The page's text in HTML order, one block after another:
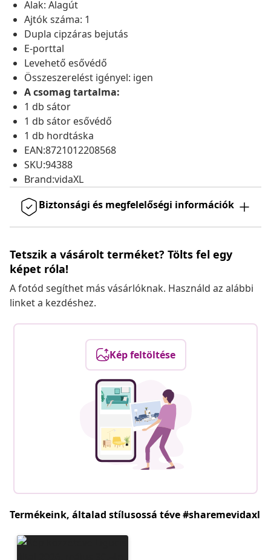
Alak: Alagút
Ajtók száma: 1
Dupla cipzáras bejutás
E-porttal
Levehető esővédő
Összeszerelést igényel: igen
A csomag tartalma:
1 db sátor
1 db sátor esővédő
1 db hordtáska
EAN:8721012208568
SKU:94388
Brand:vidaXL
Biztonsági és megfelelőségi információk
Tetszik a vásárolt terméket? Tölts fel egy
képet róla!
A fotód segíthet más vásárlóknak. Használd az alábbi
linket a kezdéshez.
Kép feltöltése
Termékeink, általad stílusossá téve #sharemevidaxl